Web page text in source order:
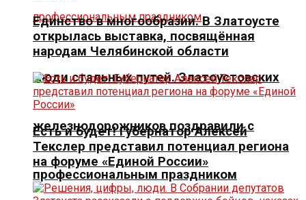
Люди стальных путей. Златоустовских
железнодорожников поздравили с
профессиональным праздником
Единство в многообразии. В Златоусте
открылась выставка, посвящённая
народам Челябинской области
Есть и будет! Губернатор Алексей
Текслер представил потенциал региона
на форуме «Единой России»